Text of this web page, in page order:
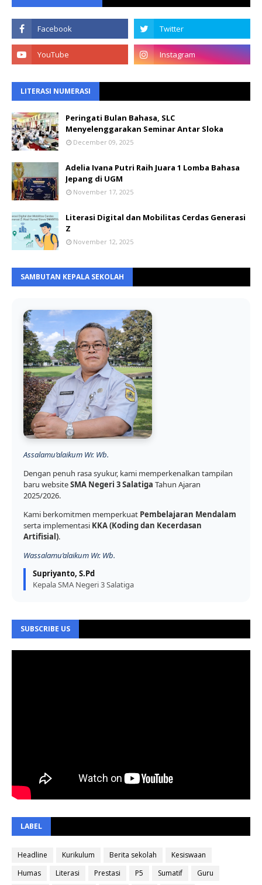
LITERASI NUMERASI
Peringati Bulan Bahasa, SLC
Menyelenggarakan Seminar Antar Sloka
December 09, 2025
Adelia Ivana Putri Raih Juara 1 Lomba Bahasa
Jepang di UGM
November 17, 2025
Literasi Digital dan Mobilitas Cerdas Generasi
Z
November 12, 2025
SAMBUTAN KEPALA SEKOLAH
Assalamu’alaikum Wr. Wb.
Dengan penuh rasa syukur, kami memperkenalkan tampilan
baru websiteSMA Negeri 3 Salatiga Tahun Ajaran
2025/2026.
Kami berkomitmen memperkuat Pembelajaran Mendalam
serta implementasi KKA (Koding dan Kecerdasan
Artifisial).
Wassalamu’alaikum Wr. Wb.
Supriyanto, S.Pd
Kepala SMA Negeri 3 Salatiga
SUBSCRIBE US
LABEL
Headline Kurikulum Berita sekolah
Kesiswaan
Humas
Literasi Prestasi P5 Sumatif
Guru